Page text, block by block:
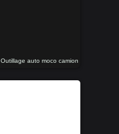
Outillage auto moco camion